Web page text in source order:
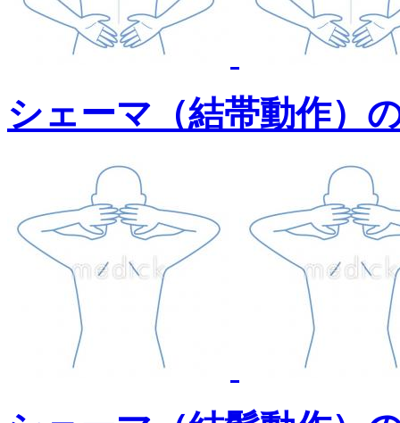
シェーマ（結帯動作）